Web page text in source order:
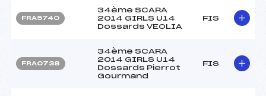
FRA5740
34ème SCARA
2014 GIRLS U14
Dossards VEOLIA
FIS
FRA0738
34ème SCARA
2014 GIRLS U14
Dossards Pierrot
Gourmand
FIS